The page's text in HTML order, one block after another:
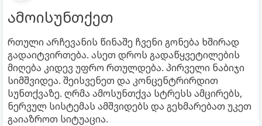
ამოისუნთქეთ
რთული არჩევანის წინაშე ჩვენი გონება ხშირად
გადაიტვირთება. ასეთ დროს გადაწყვეტილების
მიღება კიდევ უფრო რთულდება. პირველი ნაბიჯი
სიმშვიდეა. შეისვენეთ და კონცენტრირდით
სუნთქვაზე. ღრმა ამოსუნთქვა სტრესს ამცირებს,
ნერვულ სისტემას ამშვიდებს და გეხმარებათ უკეთ
გაიაზროთ სიტუაცია.